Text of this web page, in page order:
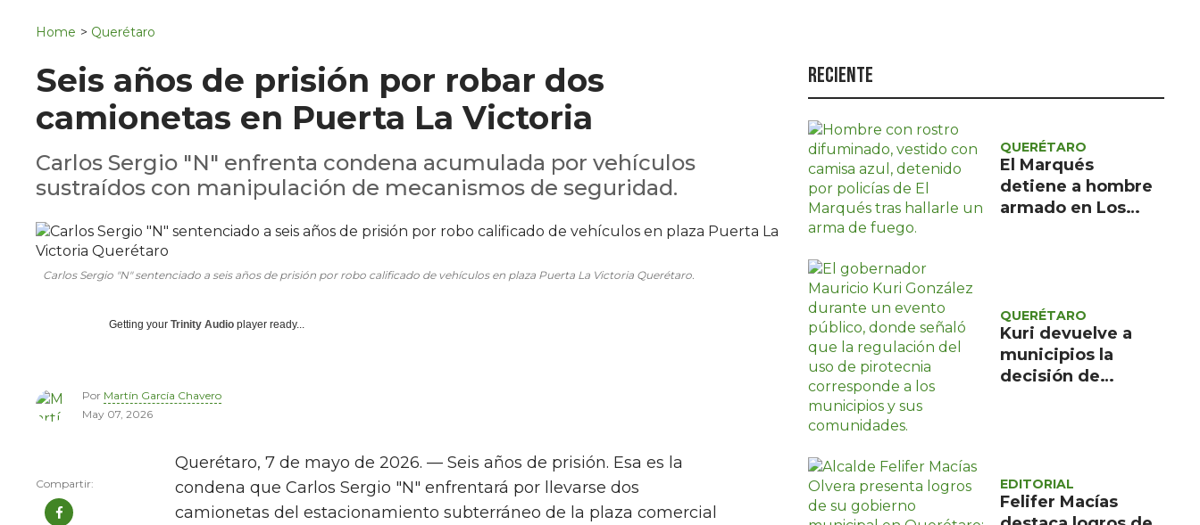
Política
Turismo
Asuntos Sociales
Estilo de vida
Home > Querétaro
Seis años de prisión por robar dos
camionetas en Puerta La Victoria
Carlos Sergio "N" enfrenta condena acumulada por vehículos
sustraídos con manipulación de mecanismos de seguridad.
Carlos Sergio "N" sentenciado a seis años de prisión por robo calificado de vehículos en plaza Puerta La Victoria Querétaro.
Getting your Trinity Audio player ready...
Por Martín García Chavero
May 07, 2026
Querétaro, 7 de mayo de 2026. — Seis años de prisión. Esa es la
condena que Carlos Sergio "N" enfrentará por llevarse dos
camionetas del estacionamiento subterráneo de la plaza comercial
Reciente
QUERÉTARO
El Marqués
detiene a hombre
armado en Los
QUERÉTARO
Kuri devuelve a
municipios la
decisión de
EDITORIAL
Felifer Macías